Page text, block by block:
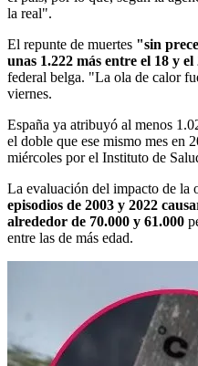
la real".
El repunte de muertes "sin
unas 1.222 más entre el 18 y
federal belga. "La ola de calor
viernes.
España ya atribuyó al menos
el doble que ese mismo mes en
miércoles por el Instituto de
La evaluación del impacto de la
episodios de 2003 y 2022
alrededor de 70.000 y 61.000
entre las de más edad.